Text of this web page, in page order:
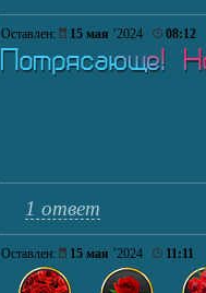
Оставлен: 15 мая ’2024 08:12
1 ответ
Оставлен: 15 мая ’2024 11:11